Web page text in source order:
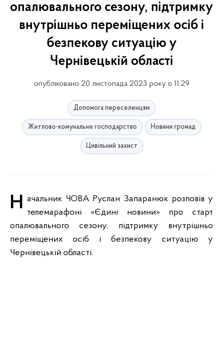
опалювального сезону, підтримку
внутрішньо переміщених осіб і
безпекову ситуацію у
Чернівецькій області
опубліковано 20 листопада 2023 року о 11:29
Допомога переселенцям
Житлово-комунальне господарство Новини громад
Цивільний захист
Начальник ЧОВА Руслан Запаранюк розповів у телемарафоні «Єдині новини» про старт
опалювального сезону, підтримку внутрішньо
переміщених осіб і безпекову ситуацію у
Чернівецькій області.